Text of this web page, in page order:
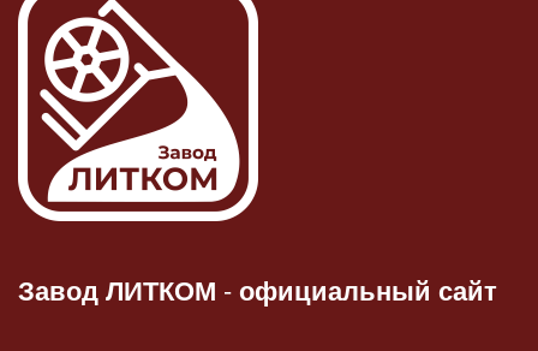
Завод ЛИТКОМ -официальный сайт